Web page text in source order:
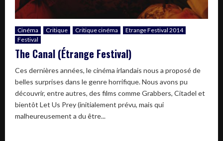
Cinéma Critique Critique cinéma
Etrange Festival 2014
Festival
The Canal (Étrange Festival)
Ces dernières années, le cinéma irlandais nous a proposé de
belles surprises dans le genre horrifique. Nous avons pu
découvrir, entre autres, des films comme Grabbers, Citadel et
bientôt Let Us Prey (initialement prévu, mais qui
malheureusement a du être...